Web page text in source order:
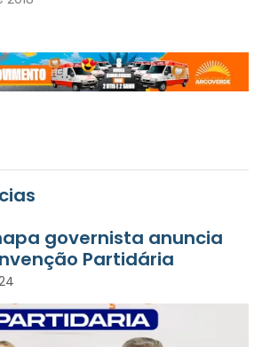
governista anuncia
Partidária